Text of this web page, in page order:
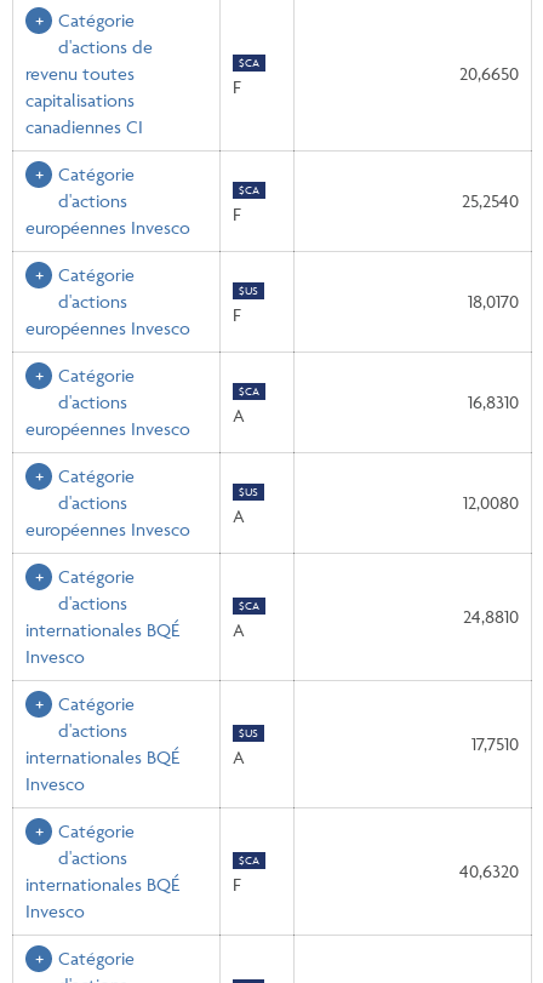
Catégorie
d'actions de
revenu toutes
capitalisations
canadiennes CI
$CA
F
20,6650
Catégorie
d'actions
européennes Invesco
$CA
F
25,2540
Catégorie
d'actions
européennes Invesco
$US
F
18,0170
Catégorie
d'actions
européennes Invesco
$CA
A
16,8310
Catégorie
d'actions
européennes Invesco
$US
A
12,0080
Catégorie
d'actions
internationales BQÉ
Invesco
$CA
A
24,8810
Catégorie
d'actions
internationales BQÉ
Invesco
$US
A
17,7510
Catégorie
d'actions
internationales BQÉ
Invesco
$CA
F
40,6320
Catégorie